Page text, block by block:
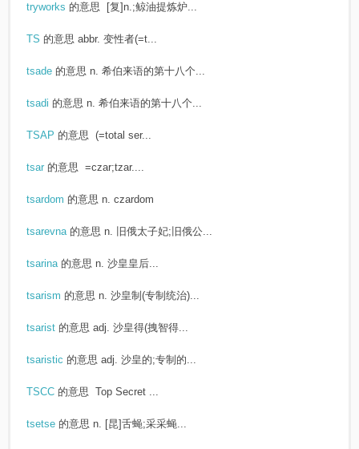
tryworks 的意思 [复]n.;鲸油提炼炉...
TS 的意思 abbr. 变性者(=t...
tsade 的意思 n. 希伯来语的第十八个...
tsadi 的意思 n. 希伯来语的第十八个...
TSAP 的意思 (=total ser...
tsar 的意思 =czar;tzar....
tsardom 的意思 n. czardom
tsarevna 的意思 n. 旧俄太子妃;旧俄公...
tsarina 的意思 n. 沙皇皇后...
tsarism 的意思 n. 沙皇制(专制统治)...
tsarist 的意思 adj. 沙皇得(拽智得...
tsaristic 的意思 adj. 沙皇的;专制的...
TSCC 的意思 Top Secret ...
tsetse 的意思 n. [昆]舌蝇;采采蝇...